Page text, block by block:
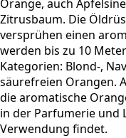
Orange, auch
Zitrusbaum. Die
versprühen einen
werden bis zu 10
Kategorien: Blond-,
säurefreien Orangen.
die aromatische
in der Parfumerie und
Verwendung findet.